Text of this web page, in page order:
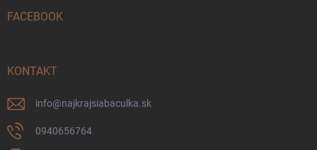
FACEBOOK
KONTAKT
info@najkrajsiabaculka.sk
0940656764